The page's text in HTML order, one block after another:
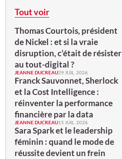
Tout voir
Thomas Courtois, président
de Nickel : et si la vraie
disruption, c’était de résister
au tout-digital ?
JEANNE DUCREAU29 JUIL. 2026
Franck Sauvonnet, Sherlock
et la Cost Intelligence :
réinventer la performance
financière par la data
JEANNE DUCREAU15 JUIL. 2026
Sara Spark et le leadership
féminin : quand le mode de
réussite devient un frein